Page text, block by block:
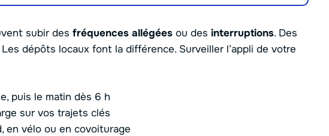
subir des fréquences allégées ou des interruptions. Des
dépôts locaux font la différence. Surveiller l’appli de votre
puis le matin dès 6 h
sur vos trajets clés
en vélo ou en covoiturage